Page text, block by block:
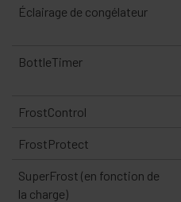
Éclairage de congélateur
BottleTimer
FrostControl
FrostProtect
SuperFrost (en fonction de
la charge)